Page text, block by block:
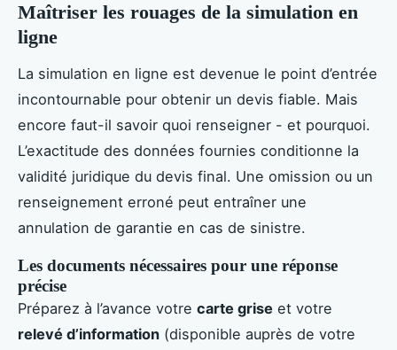
Maîtriser les rouages de la simulation en
ligne
La simulation en ligne est devenue le point d’entrée
incontournable pour obtenir un devis fiable. Mais
encore faut-il savoir quoi renseigner - et pourquoi.
L’exactitude des données fournies conditionne la
validité juridique du devis final. Une omission ou un
renseignement erroné peut entraîner une
annulation de garantie en cas de sinistre.
Les documents nécessaires pour une réponse
précise
Préparez à l’avance votre carte grise et votre
relevé d’information (disponible auprès de votre